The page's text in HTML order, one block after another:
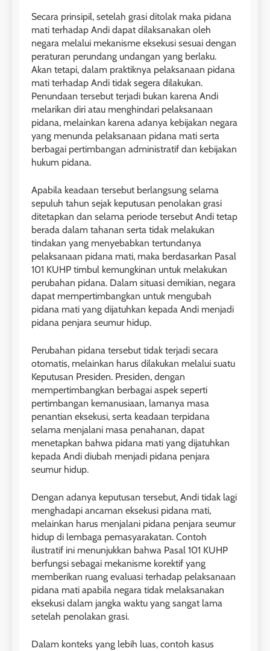
Secara prinsipil, setelah grasi ditolak maka pidana
mati terhadap Andi dapat dilaksanakan oleh
negara melalui mekanisme eksekusi sesuai dengan
peraturan perundang undangan yang berlaku.
Akan tetapi, dalam praktiknya pelaksanaan pidana
mati terhadap Andi tidak segera dilakukan.
Penundaan tersebut terjadi bukan karena Andi
melarikan diri atau menghindari pelaksanaan
pidana, melainkan karena adanya kebijakan negara
yang menunda pelaksanaan pidana mati serta
berbagai pertimbangan administratif dan kebijakan
hukum pidana.
Apabila keadaan tersebut berlangsung selama
sepuluh tahun sejak keputusan penolakan grasi
ditetapkan dan selama periode tersebut Andi tetap
berada dalam tahanan serta tidak melakukan
tindakan yang menyebabkan tertundanya
pelaksanaan pidana mati, maka berdasarkan Pasal
101 KUHP timbul kemungkinan untuk melakukan
perubahan pidana. Dalam situasi demikian, negara
dapat mempertimbangkan untuk mengubah
pidana mati yang dijatuhkan kepada Andi menjadi
pidana penjara seumur hidup.
Perubahan pidana tersebut tidak terjadi secara
otomatis, melainkan harus dilakukan melalui suatu
Keputusan Presiden. Presiden, dengan
mempertimbangkan berbagai aspek seperti
pertimbangan kemanusiaan, lamanya masa
penantian eksekusi, serta keadaan terpidana
selama menjalani masa penahanan, dapat
menetapkan bahwa pidana mati yang dijatuhkan
kepada Andi diubah menjadi pidana penjara
seumur hidup.
Dengan adanya keputusan tersebut, Andi tidak lagi
menghadapi ancaman eksekusi pidana mati,
melainkan harus menjalani pidana penjara seumur
hidup di lembaga pemasyarakatan. Contoh
ilustratif ini menunjukkan bahwa Pasal 101 KUHP
berfungsi sebagai mekanisme korektif yang
memberikan ruang evaluasi terhadap pelaksanaan
pidana mati apabila negara tidak melaksanakan
eksekusi dalam jangka waktu yang sangat lama
setelah penolakan grasi.
Dalam konteks yang lebih luas, contoh kasus